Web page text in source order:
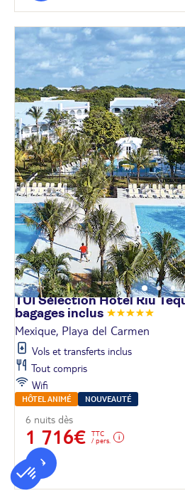
TUI Sélection Hôtel Riu
bagages inclus
Mexique, Playa del Carmen
Vols et transferts inclus
Tout compris
Wifi
HÔTEL ANIMÉ NOUVEAUTÉ
6 nuits dès
1 716€
TTC
/ pers.